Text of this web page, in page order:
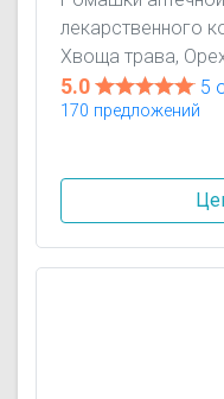
лекарственного
Хвоща трава,
5.0 5
170 предложений